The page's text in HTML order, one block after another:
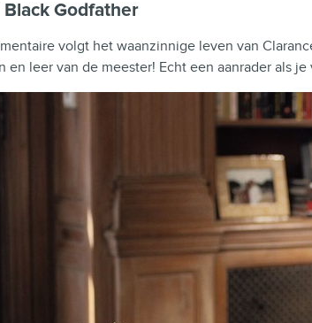
Black Godfather
volgt het waanzinnige leven van
en leer van de meester! Echt een aanrader als